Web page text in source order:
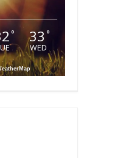
° 33 °
WED